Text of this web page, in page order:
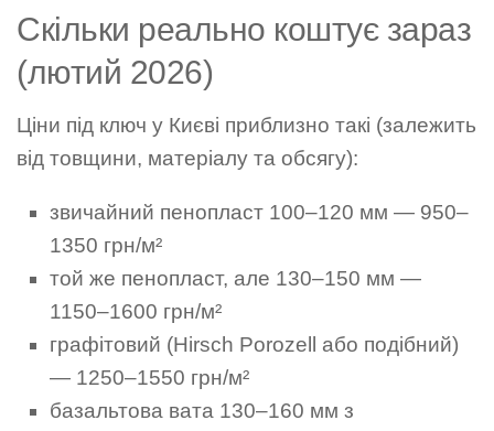
Скільки реально коштує зараз
(лютий 2026)
Ціни під ключ у Києві приблизно такі (залежить
від товщини, матеріалу та обсягу):
звичайний пенопласт 100–120 мм — 950–
1350 грн/м²
той же пенопласт, але 130–150 мм —
1150–1600 грн/м²
графітовий (Hirsch Porozell або подібний)
— 1250–1550 грн/м²
базальтова вата 130–160 мм з